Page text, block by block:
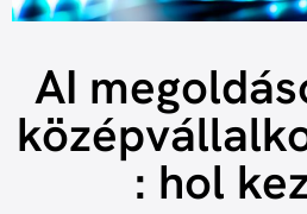
AI
: hol